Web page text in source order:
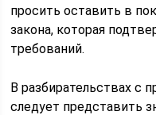
просить оставить в
закона, которая
требований.
В разбирательствах с
следует представить